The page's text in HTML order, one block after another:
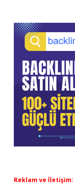
Reklam ve İletişim: